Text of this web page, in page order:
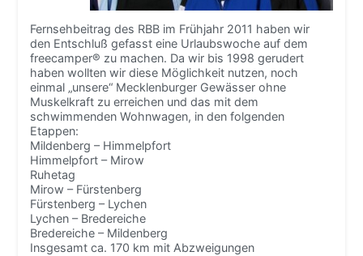
Fernsehbeitrag des RBB im Frühjahr 2011 haben wir
den Entschluß gefasst eine Urlaubswoche auf dem
freecamper® zu machen. Da wir bis 1998 gerudert
haben wollten wir diese Möglichkeit nutzen, noch
einmal „unsere“ Mecklenburger Gewässer ohne
Muskelkraft zu erreichen und das mit dem
schwimmenden Wohnwagen, in den folgenden
Etappen:
Mildenberg – Himmelpfort
Himmelpfort – Mirow
Ruhetag
Mirow – Fürstenberg
Fürstenberg – Lychen
Lychen – Bredereiche
Bredereiche – Mildenberg
Insgesamt ca. 170 km mit Abzweigungen